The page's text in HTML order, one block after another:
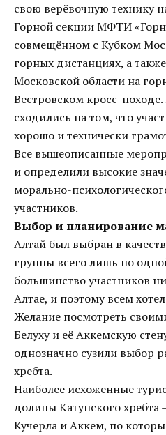
свою верёвочную технику
Горной секции МФТИ
совмещённом с Кубком
горных дистанциях, а
Московской области на
Вестровском кросс-
сходились на том, что
хорошо и технически
Все вышеописанные
и определили высокие
морально-
участников.
Выбор и планирование
Алтай был выбран в
группы всего лишь по
большинство участников
Алтае, и поэтому всем
Желание посмотреть
Белуху и её Аккемскую
однозначно сузили выбор
хребта.
Наиболее исхоженные
долины Катунского хребта
Кучерла и Аккем, по